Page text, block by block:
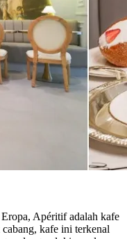
Apéritif adalah kafe
kafe ini terkenal